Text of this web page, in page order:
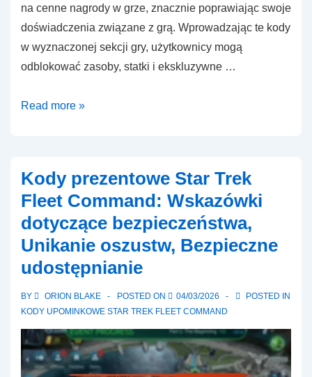
na cenne nagrody w grze, znacznie poprawiając swoje
doświadczenia związane z grą. Wprowadzając te kody
w wyznaczonej sekcji gry, użytkownicy mogą
odblokować zasoby, statki i ekskluzywne …
Kody
Fleet
Command:
Doświadczenia
użytkowników,
Referencje,
Read more »
Kody prezentowe Star Trek
Fleet Command: Wskazówki
dotyczące bezpieczeństwa,
Unikanie oszustw, Bezpieczne
udostępnianie
BY ORION BLAKE POSTED ON 04/03/2026
POSTED IN
KODY UPOMINKOWE STAR TREK FLEET COMMAND